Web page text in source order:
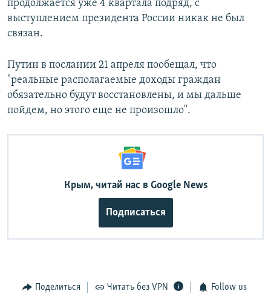
продолжается уже 4 квартала подряд, с
выступлением президента России никак не был
связан.
Путин в послании 21 апреля пообещал, что
"реальные располагаемые доходы граждан
обязательно будут восстановлены, и мы дальше
пойдем, но этого еще не произошло".
Крым, читай нас в Google News
Подписаться
Поделиться Читать без VPN Follow us